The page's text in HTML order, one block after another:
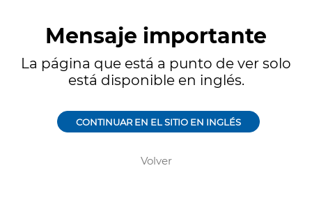
Mensaje importante
La página que está a punto de ver solo
está disponible en inglés.
CONTINUAR EN EL SITIO EN INGLÉS
Volver